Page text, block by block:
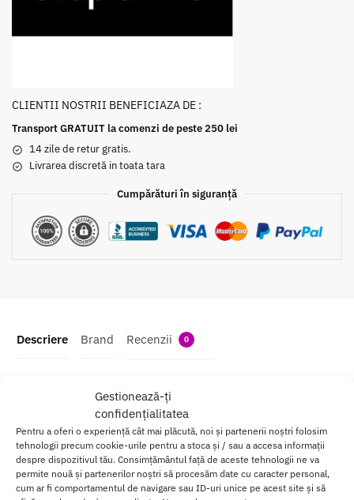
Gestionează-ți
confidențialitatea
Pentru a oferi o experiență cât mai plăcută, noi și partenerii noștri folosim
tehnologii precum cookie-urile pentru a stoca și / sau a accesa informații
despre dispozitivul tău. Consimțământul față de aceste tehnologii ne va
permite nouă și partenerilor noștri să procesăm date cu caracter personal,
cum ar fi comportamentul de navigare sau ID-uri unice pe acest site și să
CLIENTII NOSTRII BENEFICIAZA DE :
Transport GRATUIT la comenzi de peste 250 lei
14 zile de retur gratis.
Livrarea discretă in toata tara
Cumpărături în siguranță
Descriere Brand Recenzii 0
Strap-On The Desirous Strap-on-me
cu designul sau unic, va va încanta prin simplitatea si confortul de
utilizare.
Cureaua din spate este captusita pentru mai mult confort.